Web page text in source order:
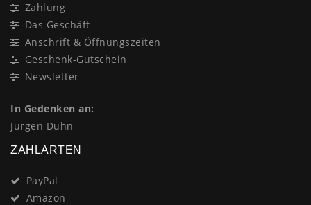
Zahlung
Das Geschäft
Anschrift & Öffnungszeiten
Geschenk-Gutschein
Newsletter
In Gedenken an:
Jürgen Duhn
ZAHLARTEN
PayPal
Amazon